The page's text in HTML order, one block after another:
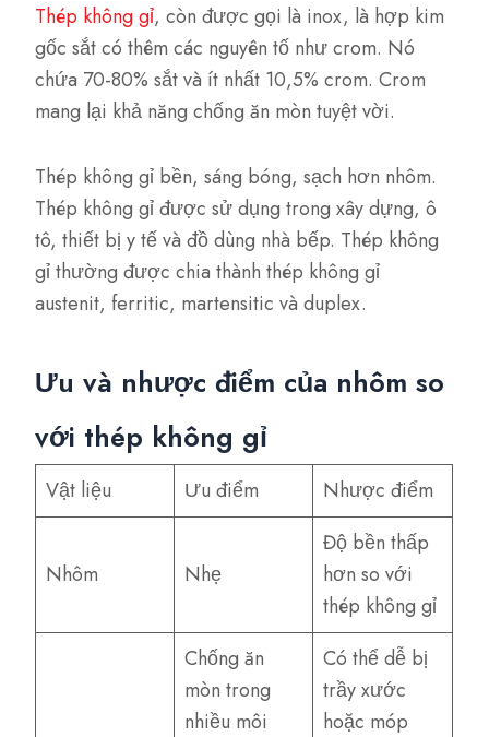
Thép không gỉ, còn được gọi là inox, là hợp kim
gốc sắt có thêm các nguyên tố như crom. Nó
chứa 70-80% sắt và ít nhất 10,5% crom. Crom
mang lại khả năng chống ăn mòn tuyệt vời.
Thép không gỉ bền, sáng bóng, sạch hơn nhôm.
Thép không gỉ được sử dụng trong xây dựng, ô
tô, thiết bị y tế và đồ dùng nhà bếp. Thép không
gỉ thường được chia thành thép không gỉ
austenit, ferritic, martensitic và duplex.
Ưu và nhược điểm của nhôm so
với thép không gỉ
Vật liệu Ưu điểm Nhược điểm
Nhôm Nhẹ
Độ bền thấp
hơn so với
thép không gỉ
Chống ăn
mòn trong
nhiều môi
Có thể dễ bị
trầy xước
hoặc móp